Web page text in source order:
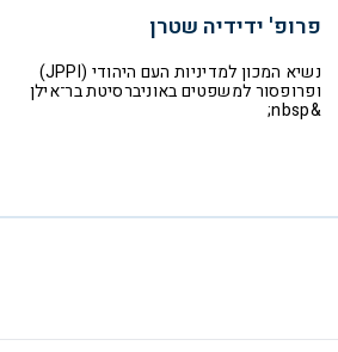
פרופ' ידידיה שטרן
נשיא המכון למדיניות העם היהודי (JPPI)
ופרופסור למשפטים באוניברסיטת בר־אילן
&nbsp;